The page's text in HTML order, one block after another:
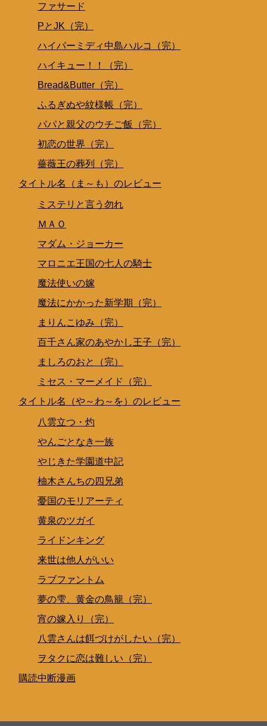
ファサード
PとJK（完）
ハイパーミディ中島ハルコ（完）
ハイキュー！！（完）
Bread&Butter（完）
ふるぎぬや紋様帳（完）
パパと親父のウチご飯（完）
初恋の世界（完）
薔薇王の葬列（完）
タイトル名（ま～も）のレビュー
ミステリと言う勿れ
ＭＡＯ
マダム・ジョーカー
マロニエ王国の七人の騎士
魔法使いの嫁
魔法にかかった新学期（完）
まりんこゆみ（完）
百千さん家のあやかし王子（完）
ましろのおと（完）
ミセス・マーメイド（完）
タイトル名（や～わ～を）のレビュー
八雲立つ・灼
やんごとなき一族
やじきた学園道中記
柚木さんちの四兄弟
憂国のモリアーティ
黄泉のツガイ
ライドンキング
来世は他人がいい
ラブファントム
夢の雫、黄金の鳥籠（完）
宵の嫁入り（完）
八雲さんは餌づけがしたい（完）
ヲタクに恋は難しい（完）
購読中断漫画